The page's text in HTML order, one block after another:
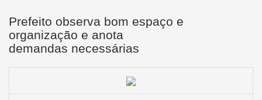
Prefeito observa bom espaço e
organização e anota
demandas necessárias